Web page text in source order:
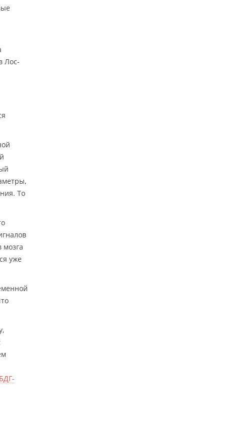
Лос-
То
мозга
уже